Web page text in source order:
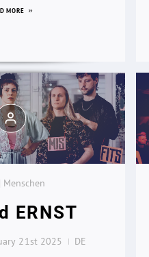
MORE
ERNST
21st 2025 DE